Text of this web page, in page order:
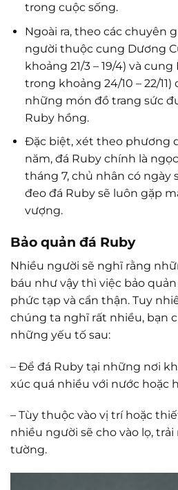
trong cuộc sống.
Ngoài ra, theo các chuyên
người thuộc cung Dương
khoảng 21/3 – 19/4) và
trong khoảng 24/10 – 22/
những món đồ trang sức
Ruby hồng.
Đặc biệt, xét theo phương
năm, đá Ruby chính là
tháng 7, chủ nhân có ngày
đeo đá Ruby sẽ luôn gặp
vượng.
Bảo quản đá Ruby
Nhiều người sẽ nghĩ rằng
báu như vậy thì việc bảo
phức tạp và cẩn thận. Tuy
chúng ta nghĩ rất nhiều, bạn
những yếu tố sau:
– Để đá Ruby tại những nơi
xúc quá nhiều với nước hoặc
– Tùy thuộc vào vị trí hoặc
nhiều người sẽ cho vào lọ,
tường.